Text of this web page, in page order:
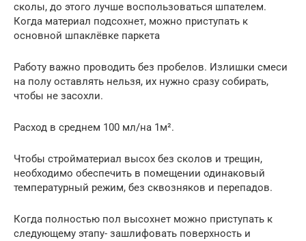
сколы, до этого лучше воспользоваться шпателем.
Когда материал подсохнет, можно приступать к
основной шпаклёвке паркета
Работу важно проводить без пробелов. Излишки смеси
на полу оставлять нельзя, их нужно сразу собирать,
чтобы не засохли.
Расход в среднем 100 мл/на 1м².
Чтобы стройматериал высох без сколов и трещин,
необходимо обеспечить в помещении одинаковый
температурный режим, без сквозняков и перепадов.
Когда полностью пол высохнет можно приступать к
следующему этапу- зашлифовать поверхность и